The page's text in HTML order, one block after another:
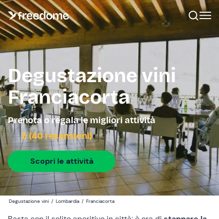
Degustazione vini
Franciacorta
Prenota o regala le migliori attività
5 (40 recensioni)
Scopri le attività
Degustazione vini / Lombardia / Franciacorta